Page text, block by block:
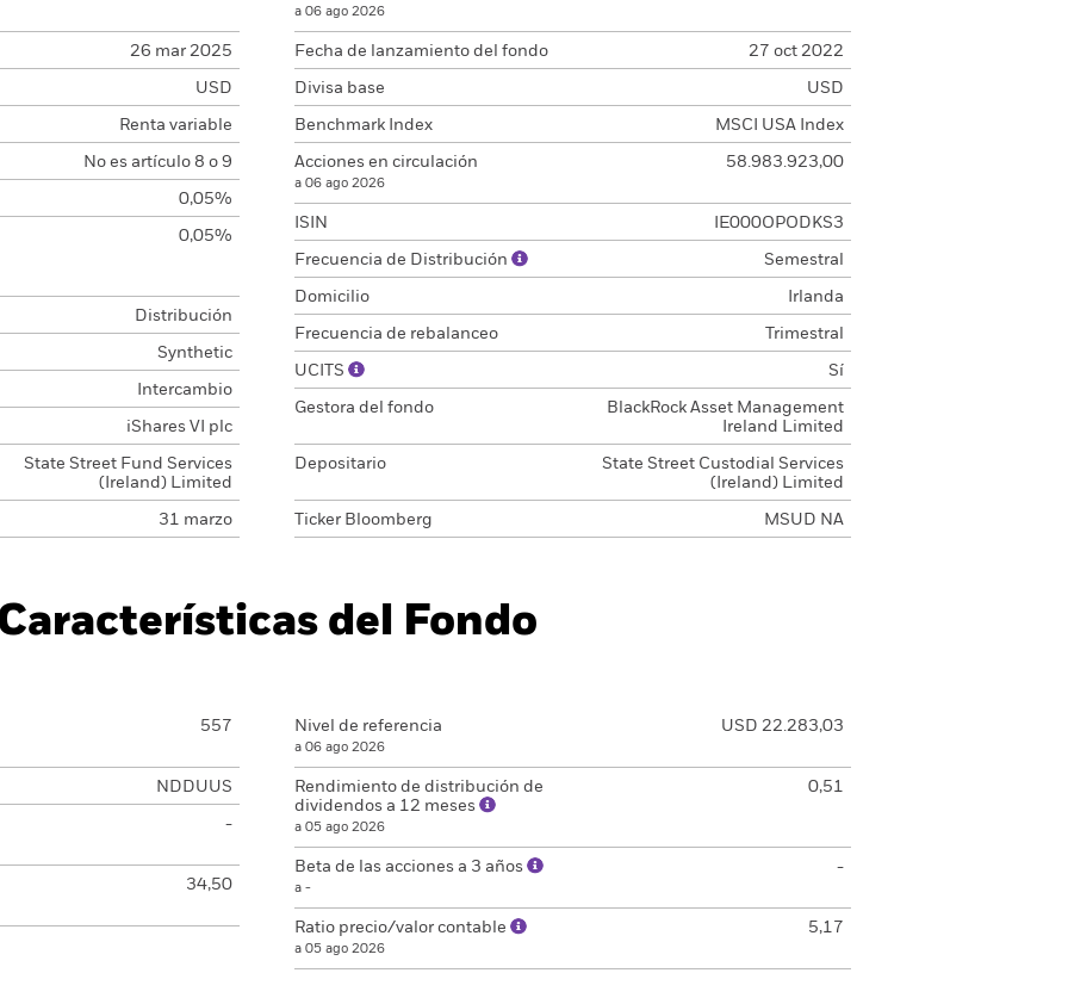
26 mar 2025
USD
Renta variable
No es artículo 8 o 9
0,05%
0,05%
Distribución
Synthetic
Intercambio
iShares VI plc
State Street Fund Services
(Ireland) Limited
31 marzo
a 06 ago 2026
Fecha de lanzamiento del fondo 27 oct 2022
Divisa base USD
Benchmark Index MSCI USA Index
Acciones en circulación
a 06 ago 2026
58.983.923,00
ISIN IE000OPODKS3
Frecuencia de Distribución Semestral
Domicilio Irlanda
Frecuencia de rebalanceo Trimestral
UCITS Sí
Gestora del fondo
BlackRock Asset Management
Ireland Limited
Depositario
State Street Custodial Services
(Ireland) Limited
Ticker Bloomberg MSUD NA
del Fondo
557
NDDUUS
-
34,50
Nivel de referencia
a 06 ago 2026
USD 22.283,03
Rendimiento de distribución de
dividendos a 12 meses
a 05 ago 2026
0,51
Beta de las acciones a 3 años
a -
-
Ratio precio/valor contable
a 05 ago 2026
5,17